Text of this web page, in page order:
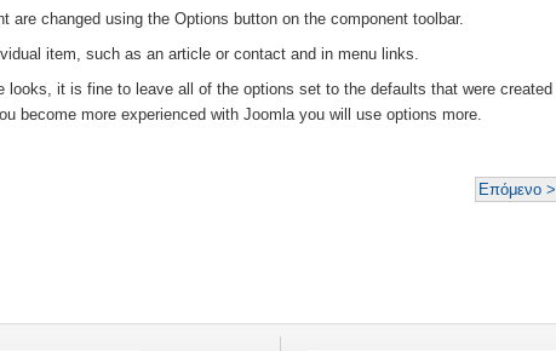
are changed using the Options button on the component toolbar.
item, such as an article or contact and in menu links.
looks, it is fine to leave all of the options set to the defaults that were created
become more experienced with Joomla you will use options more.
Επόμενο >